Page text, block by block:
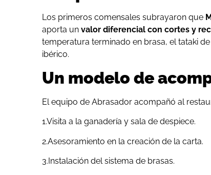
Los primeros comensales subrayaron que
aporta un valor diferencial con cortes y
temperatura terminado en brasa, el tataki
ibérico.
Un modelo de
El equipo de Abrasador acompañó al
1.Visita a la ganadería y sala de despiece.
2.Asesoramiento en la creación de la carta.
3.Instalación del sistema de brasas.